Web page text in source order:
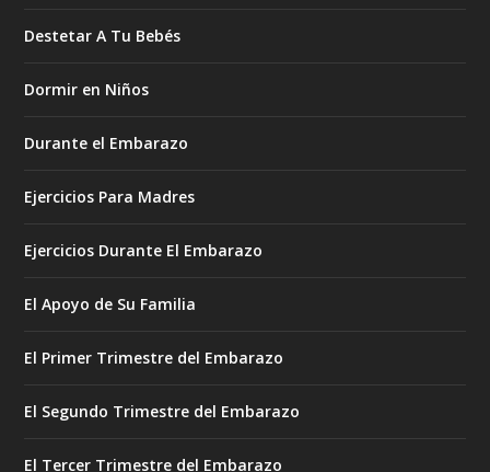
Destetar A Tu Bebés
Dormir en Niños
Durante el Embarazo
Ejercicios Para Madres
Ejercicios Durante El Embarazo
El Apoyo de Su Familia
El Primer Trimestre del Embarazo
El Segundo Trimestre del Embarazo
El Tercer Trimestre del Embarazo